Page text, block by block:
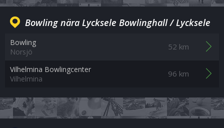
Bowling nära Lycksele Bowlinghall / Lycksele
Bowling
Norsjö
52 km
Vilhelmina Bowlingcenter
Vilhelmina
96 km